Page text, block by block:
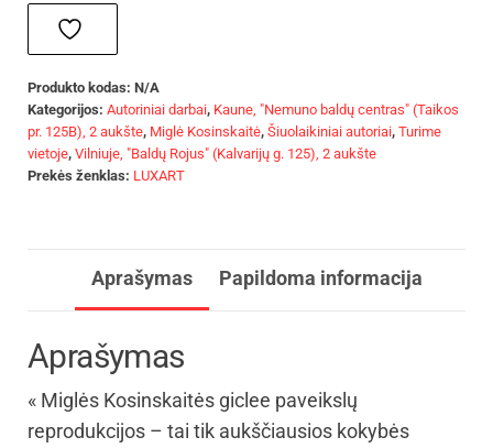
Produkto kodas: N/A
Kategorijos: Autoriniai darbai, Kaune, "Nemuno baldų centras" (Taikos
pr. 125B), 2 aukšte, Miglė Kosinskaitė, Šiuolaikiniai autoriai, Turime
vietoje, Vilniuje, "Baldų Rojus" (Kalvarijų g. 125), 2 aukšte
Prekės ženklas: LUXART
Aprašymas Papildoma informacija
Aprašymas
« Miglės Kosinskaitės giclee paveikslų
reprodukcijos – tai tik aukščiausios kokybės